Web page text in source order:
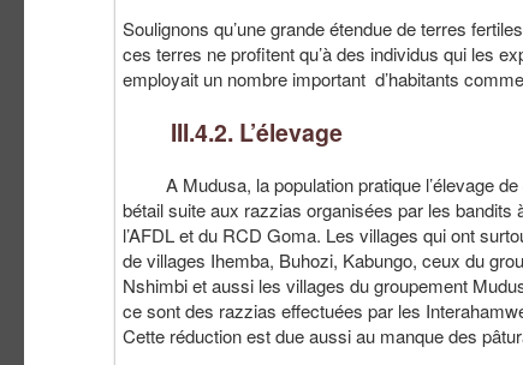
Soulignons qu’une grande étendue de terres
ces terres ne profitent qu’à des individus qui les
employait un nombre important d’habitants
III.4.2. L’élevage
A Mudusa, la population pratique l’élevage de
bétail suite aux razzias organisées par les
l’AFDL et du RCD Goma. Les villages qui ont
de villages Ihemba, Buhozi, Kabungo, ceux du
Nshimbi et aussi les villages du groupement
ce sont des razzias effectuées par les
Cette réduction est due aussi au manque des